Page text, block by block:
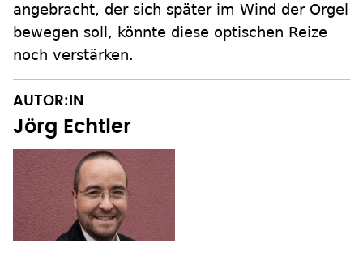
angebracht, der sich später im Wind der Orgel
bewegen soll, könnte diese optischen Reize
noch verstärken.
AUTOR:IN
Jörg Echtler